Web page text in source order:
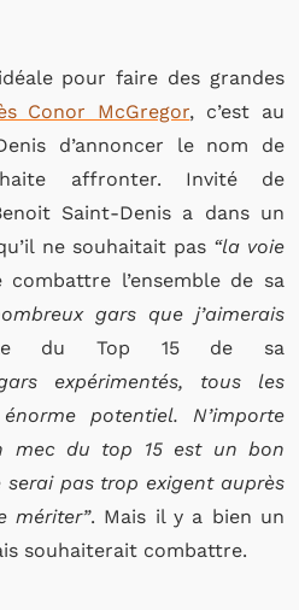
pour faire des grandes
Conor McGregor, c’est au
d’annoncer le nom de
affronter. Invité de
Saint-Denis a dans un
ne souhaitait pas “la voie
l’ensemble de sa
gars que j’aimerais
du Top 15 de sa
expérimentés, tous les
potentiel. N’importe
mec du top 15 est un bon
pas trop exigent auprès
mériter”. Mais il y a bien un
souhaiterait combattre.